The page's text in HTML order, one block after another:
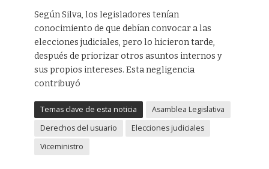
Según Silva, los legisladores tenían
conocimiento de que debían convocar a las
elecciones judiciales, pero lo hicieron tarde,
después de priorizar otros asuntos internos y
sus propios intereses. Esta negligencia
contribuyó
Temas clave de esta noticia
Asamblea Legislativa
Derechos del usuario
Elecciones judiciales
Viceministro